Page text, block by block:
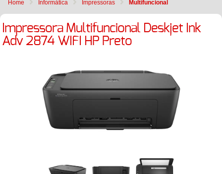
Home Informática Impressoras Multifuncional
Impressora Multifuncional Deskjet Ink
Adv 2874 WIFI HP Preto